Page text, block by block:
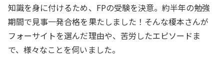
知識を身に付けるため、FPの受験を決意。約半年の勉強
期間で見事一発合格を果たしました！そんな榎本さんが
フォーサイトを選んだ理由や、苦労したエピソードま
で、様々なことを伺いました。